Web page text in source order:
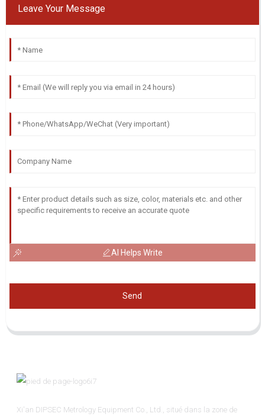
Leave Your Message
AI Helps Write
Send
Xi'an DIPSEC Metrology Equipment Co., Ltd., situé dans la zone de